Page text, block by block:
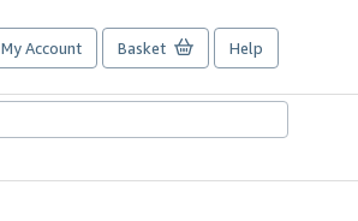
My Account Basket Help